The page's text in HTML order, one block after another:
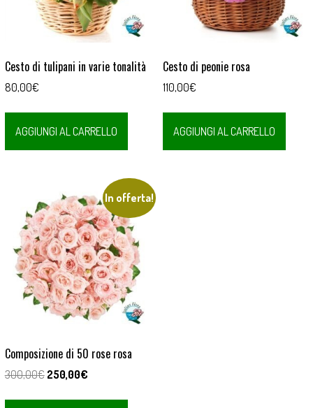
Cesto di tulipani in varie tonalità
80,00€
AGGIUNGI AL CARRELLO
Cesto di peonie rosa
110,00€
AGGIUNGI AL CARRELLO
In offerta!
Composizione di 50 rose rosa
300,00€ Il250,00€Il